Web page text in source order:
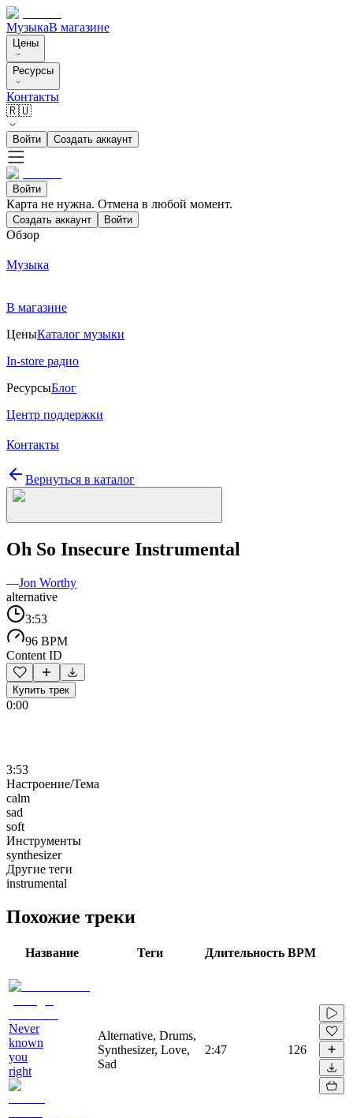
МузыкаВ магазине
Цены
Ресурсы
Контакты
🇷🇺
Войти Создать аккаунт
Войти
Карта не нужна. Отмена в любой момент.
Создать аккаунт Войти
Обзор
Музыка
В магазине
ЦеныКаталог музыки
In-store радио
РесурсыБлог
Центр поддержки
Контакты
Вернуться в каталог
Oh So Insecure Instrumental
—Jon Worthy
alternative
3:53
96 BPM
Content ID
Купить трек
0:00
3:53
Настроение/Тема
calm
sad
soft
Инструменты
synthesizer
Другие теги
instrumental
Похожие треки
Название Теги Длительность BPM
Never
known
you
right
Alternative, Drums,
Synthesizer, Love,
Sad
2:47 126